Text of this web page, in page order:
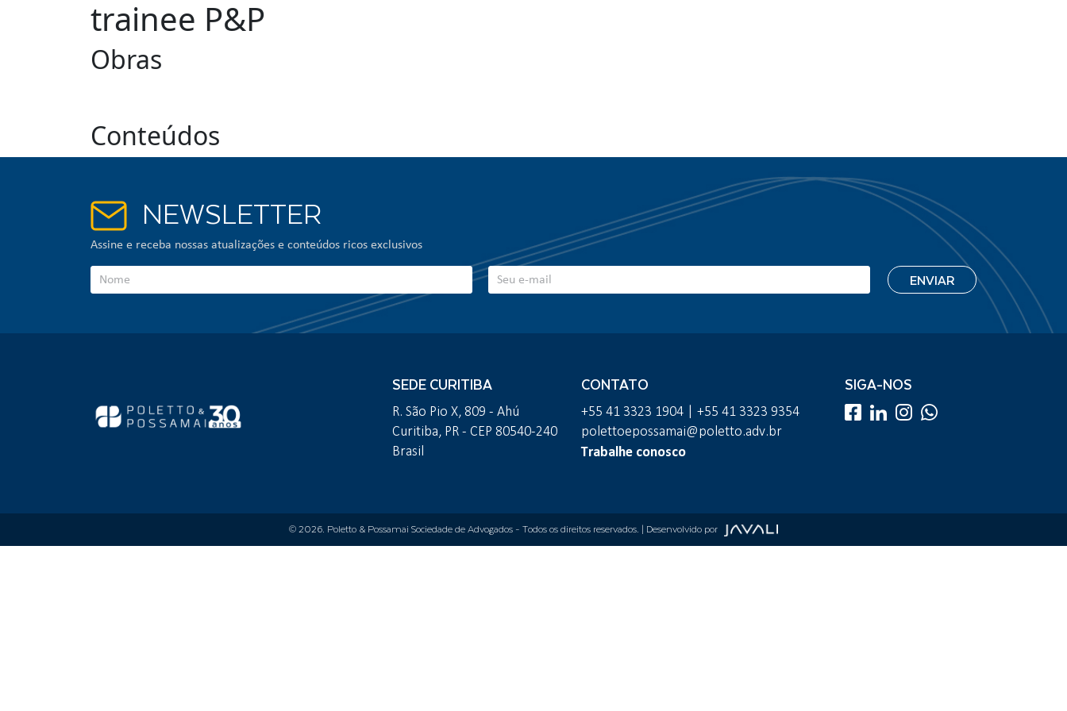
trainee P&P
Obras
Conteúdos
NEWSLETTER
Assine e receba nossas atualizações e conteúdos ricos exclusivos
SEDE CURITIBA
R. São Pio X, 809 - Ahú
Curitiba, PR - CEP 80540-240
Brasil
CONTATO
+55 41 3323 1904 | +55 41 3323 9354
polettoepossamai@poletto.adv.br
Trabalhe conosco
SIGA-NOS
© 2026. Poletto & Possamai Sociedade de Advogados - Todos os direitos reservados. | Desenvolvido por